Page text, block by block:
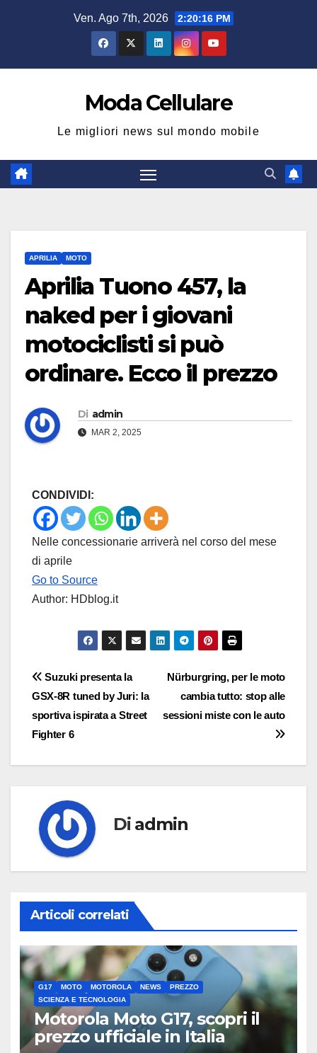
Ven. Ago 7th, 2026 2:20:17 PM
Moda Cellulare
Le migliori news sul mondo mobile
APRILIA MOTO
Aprilia Tuono 457, la
naked per i giovani
motociclisti si può
ordinare. Ecco il prezzo
Di admin
MAR 2, 2025
CONDIVIDI:
Nelle concessionarie arriverà nel corso del mese
di aprile
Go to Source
Author: HDblog.it
Navigazione
articoli
Nürburgring, per le moto
cambia tutto: stop alle
sessioni miste con le auto
Suzuki presenta la
GSX-8R tuned by Juri: la
sportiva ispirata a Street
Fighter 6
Di admin
Articoli correlati
G17 MOTO MOTOROLA NEWS
PREZZO
SCIENZA E TECNOLOGIA
Motorola Moto G17, scopri il
prezzo ufficiale in Italia